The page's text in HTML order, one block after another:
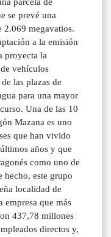
parcela de
se prevé una
2.069 megavatios.
a la emisión
proyecta la
vehículos
las plazas de
para una mayor
Una de las 10
Mazana es uno
que han vivido
años y que
como uno de
hecho, este grupo
localidad de
empresa que más
437,78 millones
directos y,